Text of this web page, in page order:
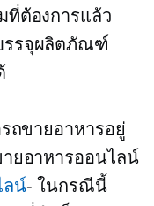
ที่ต้องการแล้ว
รรจุผลิตภัณฑ์
ถขายอาหารอยู่
ยอาหารออนไลน์
ลน์- ในกรณีนี้